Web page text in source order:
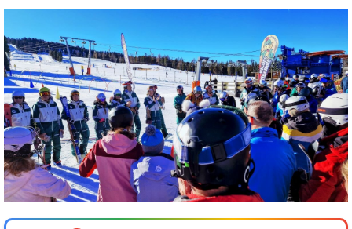
Hütte
Ingatlan
Interjúk
Játékok
Kerékpár
Korcsolya